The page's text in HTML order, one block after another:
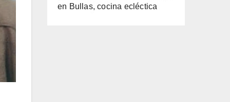
en Bullas, cocina ecléctica